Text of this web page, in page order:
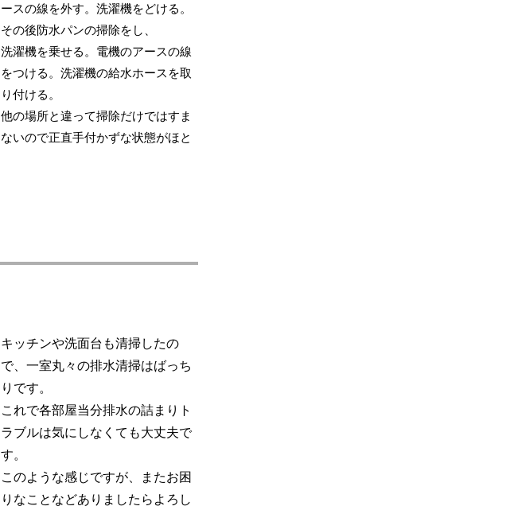
ースの線を外す。洗濯機をどける。
その後防水パンの掃除をし、
洗濯機を乗せる。電機のアースの線
をつける。洗濯機の給水ホースを取
り付ける。
他の場所と違って掃除だけではすま
ないので正直手付かずな状態がほと
キッチンや洗面台も清掃したの
で、一室丸々の排水清掃はばっち
りです。
これで各部屋当分排水の詰まりト
ラブルは気にしなくても大丈夫で
す。
このような感じですが、またお困
りなことなどありましたらよろし